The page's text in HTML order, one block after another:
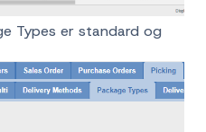
Types er standard og